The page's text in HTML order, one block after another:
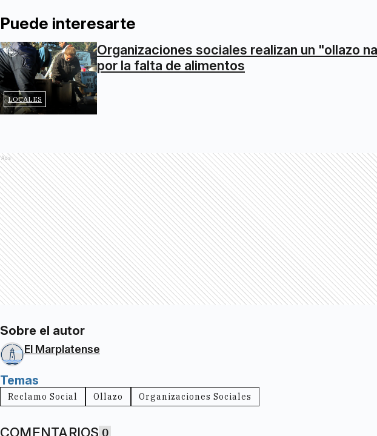
Puede interesarte
LOCALES
Organizaciones sociales realizan un "ollazo
por la falta de alimentos
Ads
Sobre el autor
El Marplatense
Temas
Reclamo Social Ollazo Organizaciones Sociales
COMENTARIOS 0